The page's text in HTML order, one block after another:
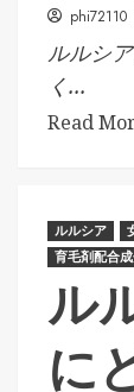
phi72110
ルルシ
く...
Read
ルルシア
育毛剤配合
ル
に